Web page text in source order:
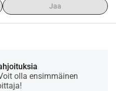
Jaa
olla ensimmäinen